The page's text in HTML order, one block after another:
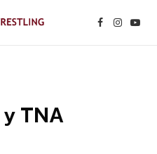
Facebook
y TNA